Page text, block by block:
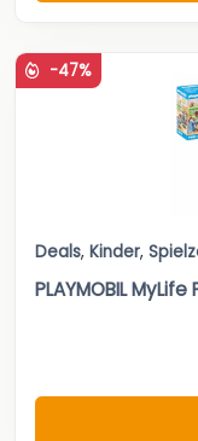
-47%
Deals, Kinder,
PLAYMOBIL